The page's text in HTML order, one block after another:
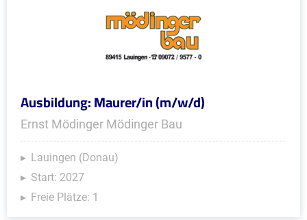
Ausbildung: Maurer/in (m/w/d)
Ernst Mödinger Mödinger Bau
Lauingen (Donau)
Start: 2027
Freie Plätze: 1